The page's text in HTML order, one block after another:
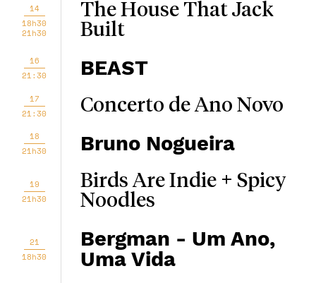
14
18h30
21h30
The House That Jack
Built
16
21:30
BEAST
17
21:30
Concerto de Ano Novo
18
21h30
Bruno Nogueira
19
21h30
Birds Are Indie + Spicy
Noodles
21
18h30
Bergman - Um Ano,
Uma Vida